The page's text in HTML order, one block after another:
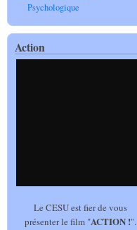
Psychologique
Action
Le CESU est fier de vous
présenter le film "ACTION !".